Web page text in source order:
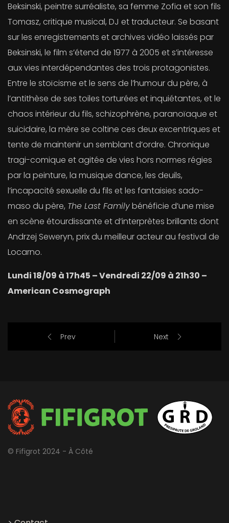
Beksinski, peintre surréaliste, sa femme Zofia et son fils
Tomasz, critique musical, DJ et traducteur. Se basant
sur les enregistrements et archives vidéo laissés par
Beksinski, le film s’étend de 1977 à 2005 et s’intéresse
aux vies interdépendantes des trois protagonistes.
Entre le stoïcisme et le sens de l’humour du père, à
l’antithèse de ses toiles torturées et inquiétantes, et le
chaos intérieur du fils, schizophrène, paranoïaque et
suicidaire, la mère se coltine ces deux excentriques et
tente de maintenir un semblant d’ordre. Chronique
tragi-comique et agitée de vies hors normes régies
par la peinture, la musique dance, les deuils,
l’incapacité sexuelle du fils et les fantaisies sado-
maso du père, The Last Familybénéficie d’une mise
en scène étourdissante et d’interprètes brillants dont
Andrzej Seweryn, prix du meilleur acteur au festival de
Locarno.
Lundi 18/09 à 17h45 – Vendredi 22/09 à 21h30 –
American Cosmograph
Prev Next
© Fifigrot 2024 - À Côté